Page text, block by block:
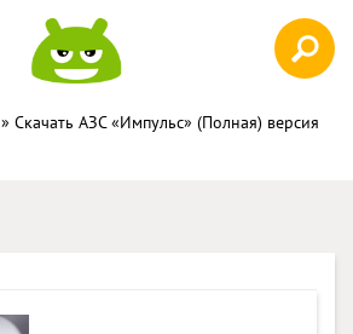
» Скачать АЗС «Импульс» (Полная) версия